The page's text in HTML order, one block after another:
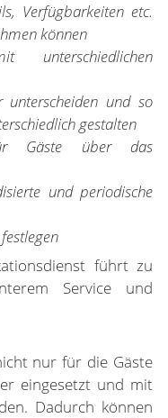
Verfügbarkeiten etc.
können
unterschiedlichen
unterscheiden und so
gestalten
Gäste über das
und periodische
führt zu
Service und
nur für die Gäste
eingesetzt und mit
Dadurch können